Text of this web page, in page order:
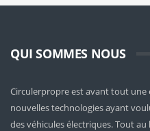
QUI SOMMES NOUS
Circulerpropre est avant tout une
nouvelles technologies ayant
des véhicules électriques. Tout